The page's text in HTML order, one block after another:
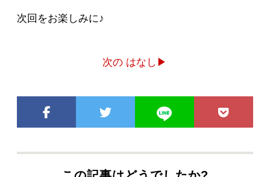
次回をお楽しみに♪
次の はなし▶